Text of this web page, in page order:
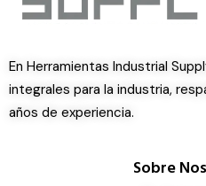
En Herramientas Industrial
integrales para la industria,
años de experiencia.
Sobre